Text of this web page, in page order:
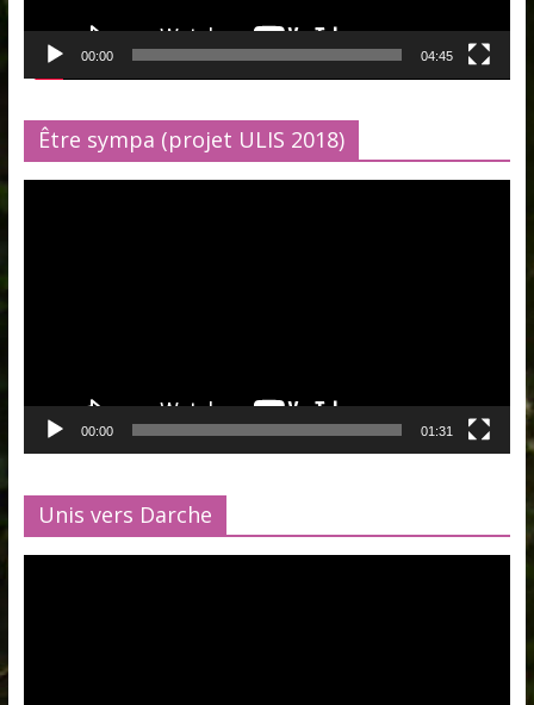
00:00 04:45
Être sympa (projet ULIS 2018)
00:00 01:31
Unis vers Darche